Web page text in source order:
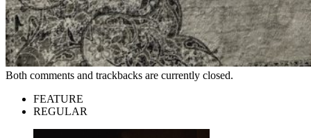
Both comments and trackbacks are currently closed.
FEATURE
REGULAR